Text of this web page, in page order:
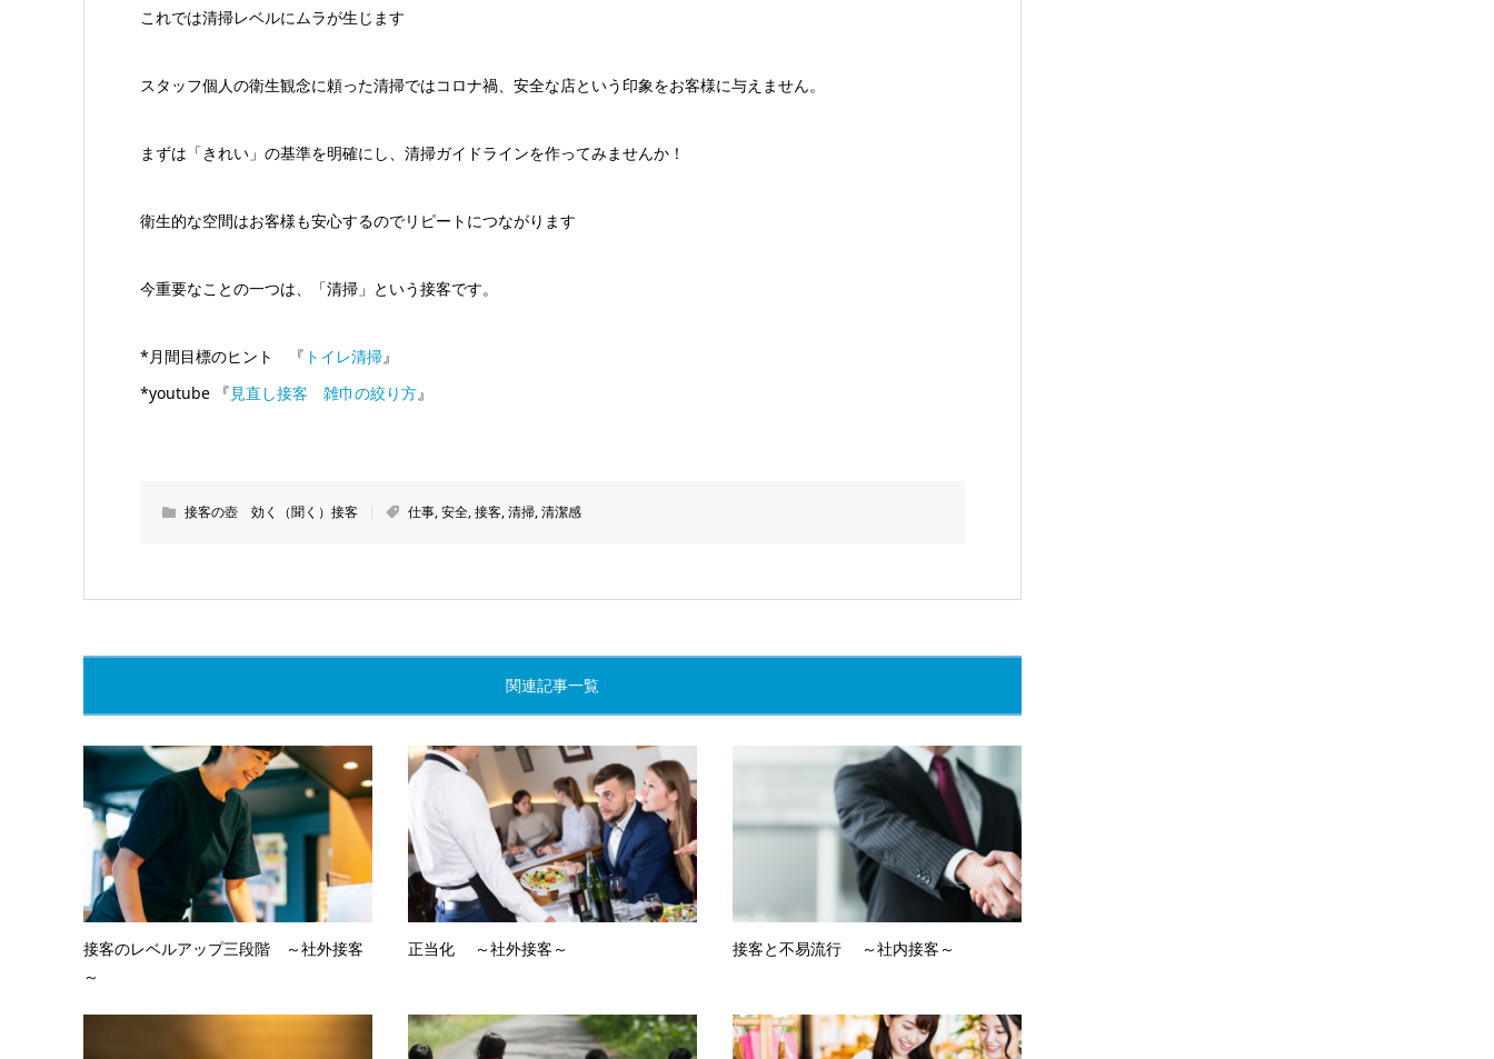
これでは清掃レベルにムラが生じます
スタッフ個人の衛生観念に頼った清掃ではコロナ禍、安全な店という印象をお客様に与えません。
まずは「きれい」の基準を明確にし、清掃ガイドラインを作ってみませんか！
衛生的な空間はお客様も安心するのでリピートにつながります
今重要なことの一つは、「清掃」という接客です。
*月間目標のヒント 『 トイレ清掃』
*youtube 『 見直し接客 雑巾の絞り方』
接客の壺 効く（聞く）接客 仕事,安全,接客,清掃,清潔感
関連記事一覧
接客のレベルアップ三段階 ～社外接客
～
正当化 ～社外接客～ 接客と不易流行 ～社内接客～